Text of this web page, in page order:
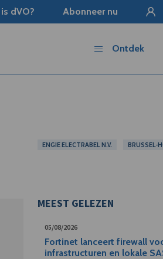
dVO? Abonneer nu
Ontdek
ENGIE ELECTRABEL N.V. BRUSSEL-
MEEST GELEZEN
05/08/2026
Fortinet lanceert firewall
infrastructuren en lokale